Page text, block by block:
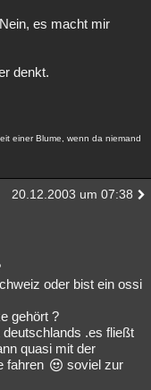
es macht mir
denkt.
einer Blume, wenn da niemand
20.12.2003 um 07:38
oder bist ein ossi
gehört ?
.es fließt
quasi mit der
fahren
soviel zur